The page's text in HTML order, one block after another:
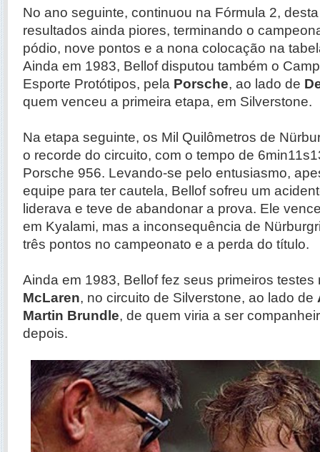
No ano seguinte, continuou na Fórmula 2,
resultados ainda piores, terminando o
pódio, nove pontos e a nona colocação na
Ainda em 1983, Bellof disputou também o
Esporte Protótipos, pela Porsche, ao lado de
quem venceu a primeira etapa, em Silverstone.
Na etapa seguinte, os Mil Quilômetros de
o recorde do circuito, com o tempo de
Porsche 956. Levando-se pelo entusiasmo,
equipe para ter cautela, Bellof sofreu um
liderava e teve de abandonar a prova. Ele
em Kyalami, mas a inconsequência de
três pontos no campeonato e a perda do título.
Ainda em 1983, Bellof fez seus primeiros testes
McLaren, no circuito de Silverstone, ao lado de
Martin Brundle, de quem viria a ser
depois.